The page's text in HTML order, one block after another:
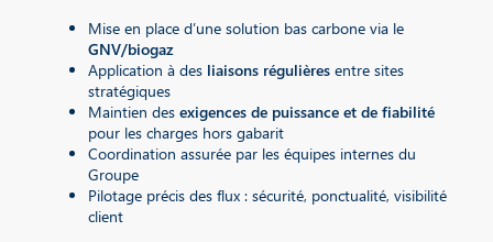
Mise en place d’une solution bas carbone via le
GNV/biogaz
Application à des liaisons régulières entre sites
stratégiques
Maintien des exigences de puissance et de fiabilité
pour les charges hors gabarit
Coordination assurée par les équipes internes du
Groupe
Pilotage précis des flux : sécurité, ponctualité, visibilité
client